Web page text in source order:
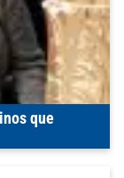
que